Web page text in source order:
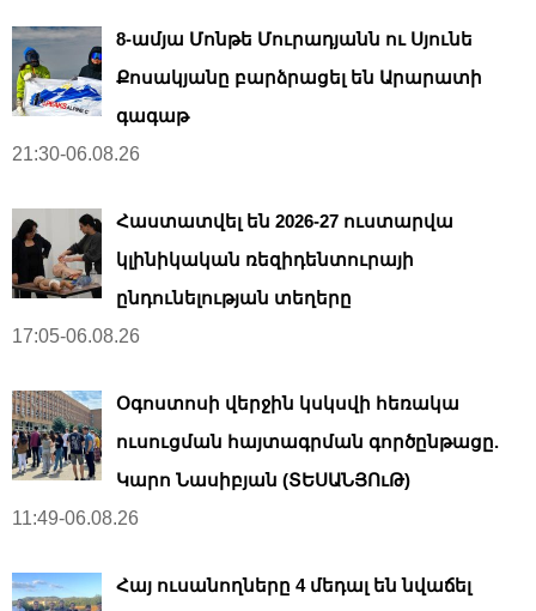
8-ամյա Մոնթե Մուրադյանն ու Սյունե
Քոսակյանը բարձրացել են Արարատի
գագաթ
21:30-06.08.26
Հաստատվել են 2026-27 ուստարվա
կլինիկական ռեզիդենտուրայի
ընդունելության տեղերը
17:05-06.08.26
Օգոստոսի վերջին կսկսվի հեռակա
ուսուցման հայտագրման գործընթացը.
Կարո Նասիբյան (ՏԵՍԱՆՅՈւԹ)
11:49-06.08.26
Հայ ուսանողները 4 մեդալ են նվաճել